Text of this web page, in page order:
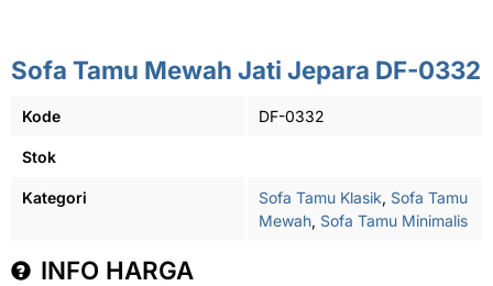
Sofa Tamu Mewah Jati Jepara DF-0332
Kode DF-0332
Stok
Kategori Sofa Tamu Klasik, Sofa Tamu
Mewah, Sofa Tamu Minimalis
INFO HARGA